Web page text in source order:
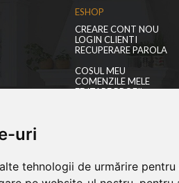
uri
tehnologii de urmărire pentru
ESHOP
CREARE CONT NOU
LOGIN CLIENTI
RECUPERARE PAROLA
COSUL MEU
COMENZILE MELE
EDITARE PROFIL